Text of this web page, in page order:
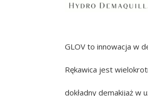
GLOV to innowacja w
Rękawica jest
dokładny demakijaż w